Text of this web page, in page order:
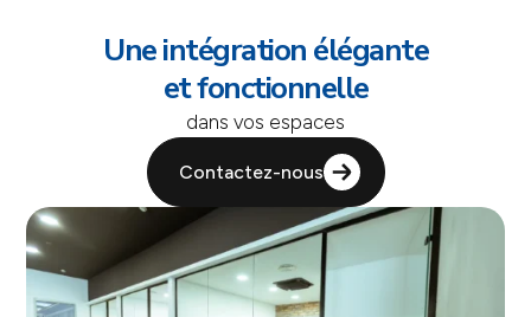
Une intégration élégante
et fonctionnelle
dans vos espaces
Contactez-nous